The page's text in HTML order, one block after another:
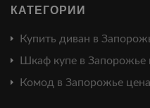
КАТЕГОРИИ
Купить диван в
Шкаф купе в Запорожье
Комод в Запорожье цена